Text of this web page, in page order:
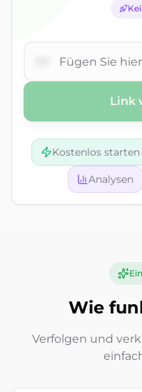
Link
Kostenlos starten
Analysen
Wie
Verfolgen und